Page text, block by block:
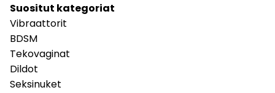
Suositut kategoriat
Vibraattorit
BDSM
Tekovaginat
Dildot
Seksinuket